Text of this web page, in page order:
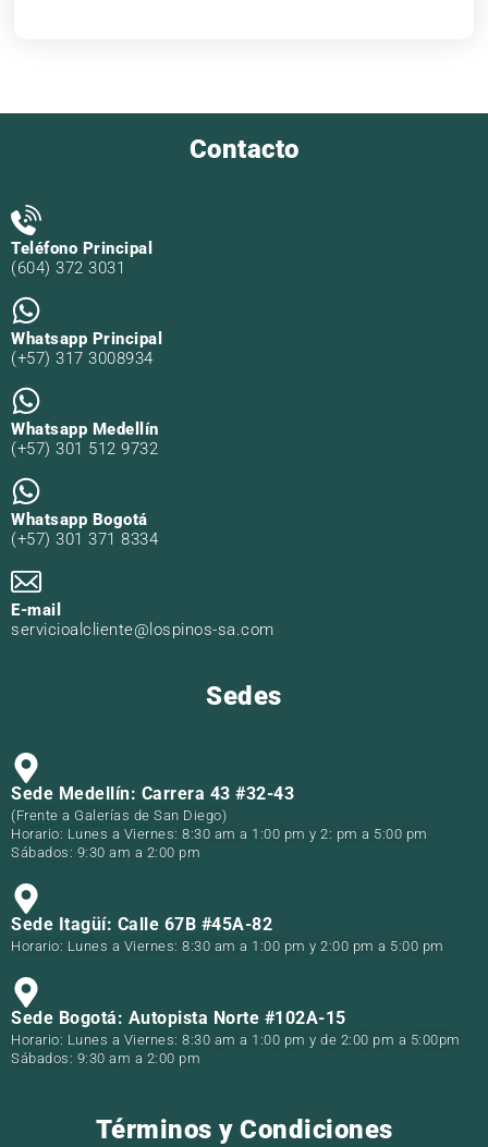
Contacto
Teléfono Principal
(604) 372 3031
Whatsapp Principal
(+57) 317 3008934
Whatsapp Medellín
(+57) 301 512 9732
Whatsapp Bogotá
(+57) 301 371 8334
E-mail
servicioalcliente@lospinos-sa.com
Sedes
Sede Medellín: Carrera 43 #32-43
(Frente a Galerías de San Diego)
Horario: Lunes a Viernes: 8:30 am a 1:00 pm y 2: pm a 5:00 pm
Sábados: 9:30 am a 2:00 pm
Sede Itagüí: Calle 67B #45A-82
Horario: Lunes a Viernes: 8:30 am a 1:00 pm y 2:00 pm a 5:00 pm
Sede Bogotá: Autopista Norte #102A-15
Horario: Lunes a Viernes: 8:30 am a 1:00 pm y de 2:00 pm a 5:00pm
Sábados: 9:30 am a 2:00 pm
Términos y Condiciones